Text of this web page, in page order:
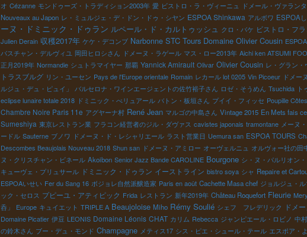
オ Cézanne モンドゥーズ・トラディション2003年 愛 ビストロ・ラ・ヴィーニュ ドメール・ヴァラン
Nouveaux au Japon レ・ミュルジェ・デ・ドン・ドゥ・シヤン ESPOA Shinkawa アルボワ ESPOA
ーヌ・ドミニック・ドゥラン ルペール・ド・カルトゥッシュ クロ・バケ ビストロ・フ
Julien Derain 収穫2017年 ケケ・デコンブ Narbonne STC Tours Domaine Olivier Cousin
バスチャン・デルヴィユ 岡田ヒロシさん ドメーヌ・ラゲール マス・ロー2013年 Aichi ken ATSUMI
正月2019年 Normandie シュトラマイヤー 那覇 Yannick Amirault Olivar Olivier Cousin レ・グラン・
トラスブルグ リン・ユーセン Pays de l'Europe orientale Romain レカール lot 0205 Vin Picoeur ドメー
ルジュ・デュ・ピュイ」
バルセロナ・ワインエージェントの佐竹裕子さん ロゼ・そうめん Tsuchida ト
eclipse lunaire totale 2018 ドミニック・べリュアール バトン・板垣さん プイイ・フィッセ Poupille
Chambre Noire Paris 11e アグヤーナ村 René Jean マルゴの中島さん Vintage 2015 En Mets fais
Sumeshiya 東京レストラン業 フラコン経営者のジル・ダヴァス cavistes japonais tramontane メーヌ
ードル Sauterne ブノワ ドメーヌ・ド・レシャリエール ラスト営業日 Uemura san ESPOA TOURS
Descombes Beaujolais Nouveau 2018 Shun san ドメーヌ・アミロー オーヴェルニュ オルヴォー社の田
ヌ・クリスチャン・ビネール Akoibon Senior Jazz Bande CAROLINE Bourgone シ・ヌ・パルリオン
キューヴェ・プリュサール ドミニック・ドゥラン イーストライン bistro soya シャ Repaire et
ESPOAいせい Fer du Sang 16 ボジョレ自然派醸造家 Paris en août Cachette Masa chef ジョルジュ・
ック・セロス プピーユ・アティピック Frida レストラン 新年2019年 Château Roquefort Fleurie
呑」
Europe キュイエット TRIPLE A Beaujoloise Miho Rémy Soulié シェフ フレデリック ドメ
Domaine Picatier 伊豆 LEONIS Domaine Léonis CHAT カリム Rebecca ジャンピエール・ロビノ 中
の鈴木さん ブー・デュ・モンド Champagne メティス17 シス・ピエ・シュール・テール エスポア・